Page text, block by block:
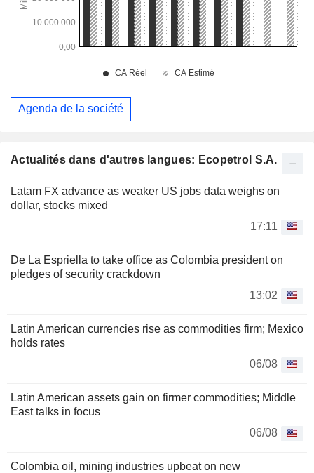
Actualités dans d'autres langues: Ecopetrol S.A.
Latam FX advance as weaker US jobs data weighs on
dollar, stocks mixed
17:11
De La Espriella to take office as Colombia president on
pledges of security crackdown
13:02
Latin American currencies rise as commodities firm; Mexico
holds rates
06/08
Latin American assets gain on firmer commodities; Middle
East talks in focus
06/08
Colombia oil, mining industries upbeat on new
Agenda de la société